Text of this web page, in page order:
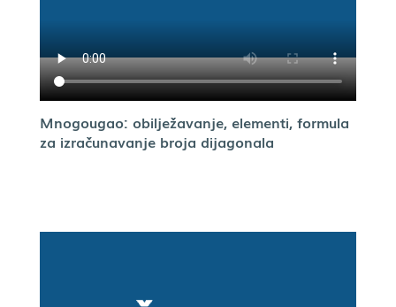
Mnogougao: obilježavanje, elementi, formula
za izračunavanje broja dijagonala